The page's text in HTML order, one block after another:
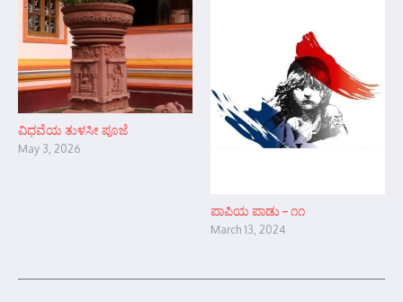
ವಿಧವೆಯ ತುಳಸೀ ಪೂಜೆ
May 3, 2026
ಪಾಪಿಯ ಪಾಡು – ೧೧
March 13, 2024